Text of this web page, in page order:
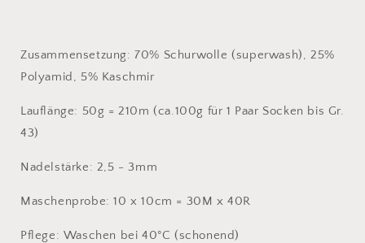
Zusammensetzung: 70% Schurwolle (superwash), 25%
Polyamid, 5% Kaschmir
Lauflänge: 50g = 210m (ca.100g für 1 Paar Socken bis Gr.
43)
Nadelstärke: 2,5 - 3mm
Maschenprobe: 10 x 10cm = 30M x 40R
Pflege: Waschen bei 40°C (schonend)